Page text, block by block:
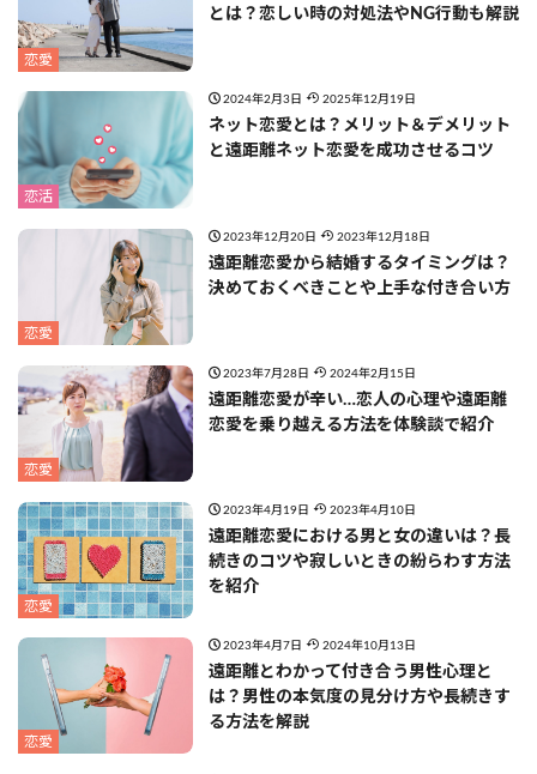
恋愛
とは？恋しい時の対処法やNG行動も解説
恋活
2024年2月3日 2025年12月19日
ネット恋愛とは？メリット＆デメリット
と遠距離ネット恋愛を成功させるコツ
恋愛
2023年12月20日 2023年12月18日
遠距離恋愛から結婚するタイミングは？
決めておくべきことや上手な付き合い方
恋愛
2023年7月28日 2024年2月15日
遠距離恋愛が辛い…恋人の心理や遠距離
恋愛を乗り越える方法を体験談で紹介
恋愛
2023年4月19日 2023年4月10日
遠距離恋愛における男と女の違いは？長
続きのコツや寂しいときの紛らわす方法
を紹介
恋愛
2023年4月7日 2024年10月13日
遠距離とわかって付き合う男性心理と
は？男性の本気度の見分け方や長続きす
る方法を解説